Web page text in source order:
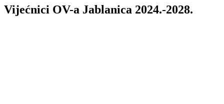
Vijećnici OV-a Jablanica 2024.-2028.